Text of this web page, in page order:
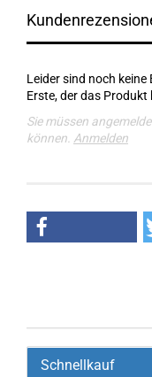
Leider sind noch keine
Erste, der das Produkt
Sie müssen
können. Anmelden
Schnellkauf